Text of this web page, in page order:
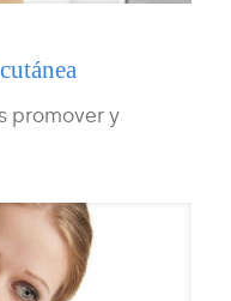
promover y